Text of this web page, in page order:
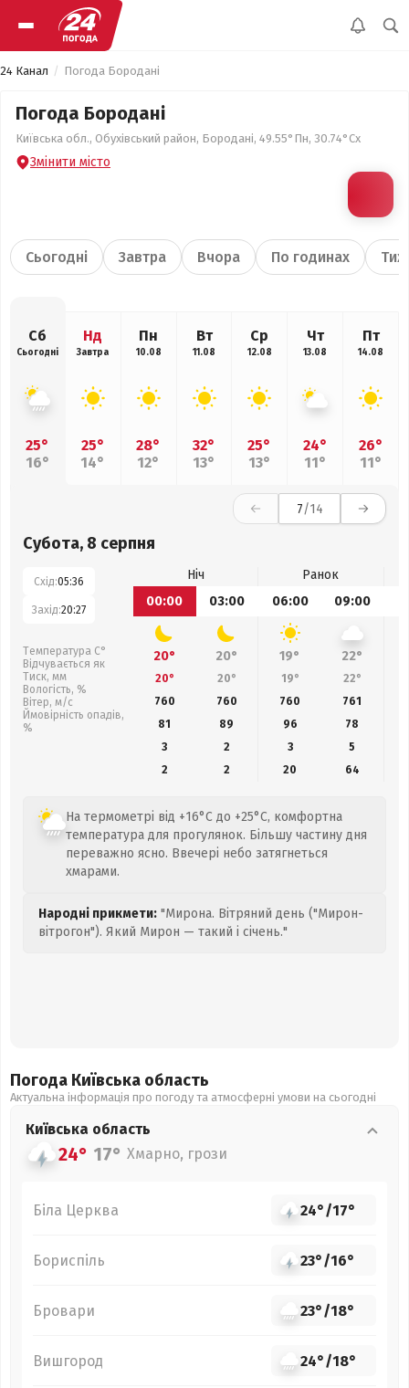
24 Канал Погода Бородані
Погода Бородані
Київська обл., Обухівський район, Бородані, 49.55°Пн, 30.74°Сх
Змінити місто
Сьогодні Завтра Вчора По годинах
Сб
Сьогодні
25°
16°
Нд
Завтра
25°
14°
Пн
10.08
28°
12°
Вт
11.08
32°
13°
Ср
12.08
25°
13°
Чт
13.08
24°
11°
Пт
14.08
26°
11°
7/14
Субота, 8 серпня
Схід:05:36
Захід:20:27
Температура С°
Відчувається як
Тиск, мм
Вологість, %
Вітер, м/с
Ймовірність опадів,
%
Ніч
Ранок
00:00
03:00 06:00 09:00
20° 20° 19° 22°
20° 20° 19° 22°
760
760 760 761
81
89 96 78
3
2 3
5
2
2 20 64
На термометрі від +16°C до +25°C, комфортна
температура для прогулянок. Більшу частину дня
переважно ясно. Ввечері небо затягнеться
хмарами.
Народні прикмети: "Мирона. Вітряний день ("Мирон-
вітрогон"). Який Мирон — такий і січень."
Погода Київська область
Актуальна інформація про погоду та атмосферні умови на сьогодні
Київська область
24° 17° Хмарно, грози
Біла Церква 24°/17°
Бориспіль 23°/16°
Бровари 23°/18°
Вишгород 24°/18°